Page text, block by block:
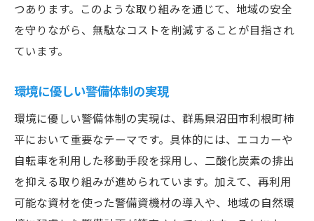
つあります。このような取り組みを通じて、地域の安全
を守りながら、無駄なコストを削減することが目指され
ています。
環境に優しい警備体制の実現
環境に優しい警備体制の実現は、群馬県沼田市利根町柿
平において重要なテーマです。具体的には、エコカーや
自転車を利用した移動手段を採用し、二酸化炭素の排出
を抑える取り組みが進められています。加えて、再利用
可能な資材を使った警備資機材の導入や、地域の自然環